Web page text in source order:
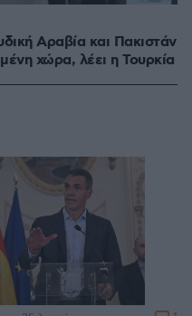
Αραβία και Πακιστάν
χώρα, λέει η Τουρκία